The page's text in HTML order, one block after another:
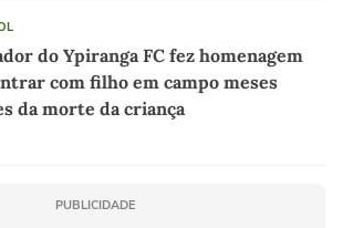
do Ypiranga FC fez homenagem
com filho em campo meses
da morte da criança
PUBLICIDADE